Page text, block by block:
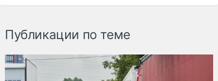
Публикации по теме